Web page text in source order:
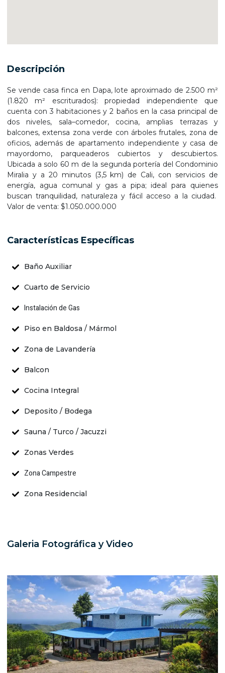
Descripción
Se vende casa finca en Dapa, lote aproximado de 2.500 m²
(1.820 m² escriturados): propiedad independiente que
cuenta con 3 habitaciones y 2 baños en la casa principal de
dos niveles, sala–comedor, cocina, amplias terrazas y
balcones, extensa zona verde con árboles frutales, zona de
oficios, además de apartamento independiente y casa de
mayordomo, parqueaderos cubiertos y descubiertos.
Ubicada a solo 60 m de la segunda portería del Condominio
Miralia y a 20 minutos (3,5 km) de Cali, con servicios de
energía, agua comunal y gas a pipa; ideal para quienes
buscan tranquilidad, naturaleza y fácil acceso a la ciudad.
Valor de venta: $1.050.000.000
Características Específicas
Baño Auxiliar
Cuarto de Servicio
Instalación de Gas
Piso en Baldosa / Mármol
Zona de Lavandería
Balcon
Cocina Integral
Deposito / Bodega
Sauna / Turco / Jacuzzi
Zonas Verdes
Zona Campestre
Zona Residencial
Galeria Fotográfica y Video